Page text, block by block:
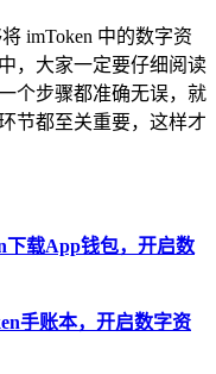
imToken 中的数字资
，大家一定要仔细阅读
个步骤都准确无误，就
节都至关重要，这样才
下载App钱包，开启数
手账本，开启数字资